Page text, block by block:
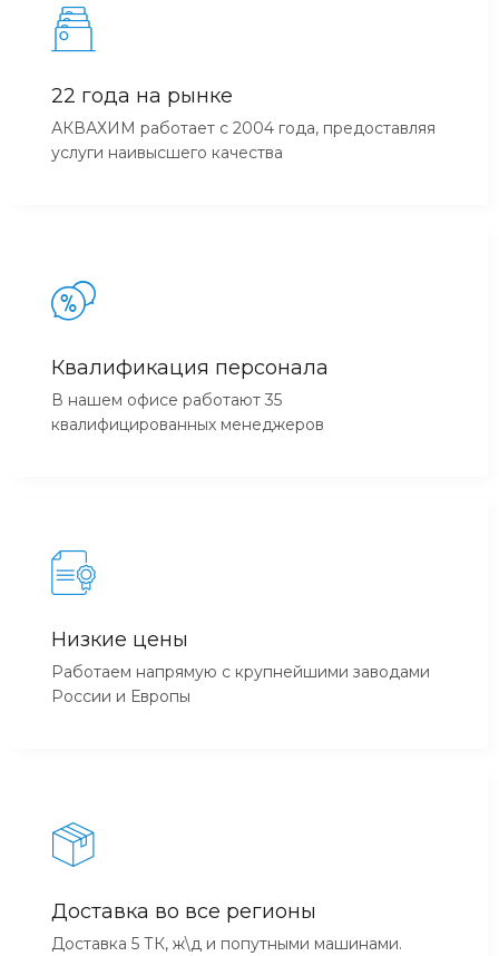
22 года на рынке
АКВАХИМ работает с 2004 года, предоставляя
услуги наивысшего качества
Квалификация персонала
В нашем офисе работают 35
квалифицированных менеджеров
Низкие цены
Работаем напрямую с крупнейшими заводами
России и Европы
Доставка во все регионы
Доставка 5 ТК, ж\д и попутными машинами.